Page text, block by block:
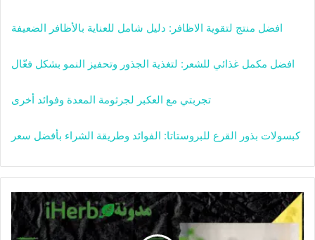
افضل منتج لتقوية الاظافر: دليل شامل للعناية بالأظافر الضعيفة
افضل مكمل غذائي للشعر: لتغذية الجذور وتحفيز النمو بشكل فعّال
تجربتي مع العكبر لجرثومة المعدة وفوائد أخرى
كبسولات بذور القرع للبروستاتا: الفوائد وطريقة الشراء بأفضل سعر